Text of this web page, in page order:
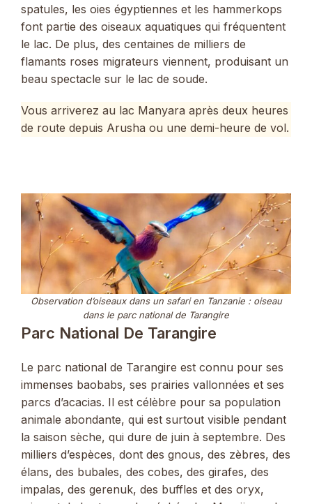
spatules, les oies égyptiennes et les hammerkops
font partie des oiseaux aquatiques qui fréquentent
le lac. De plus, des centaines de milliers de
flamants roses migrateurs viennent, produisant un
beau spectacle sur le lac de soude.
Vous arriverez au lac Manyara après deux heures
de route depuis Arusha ou une demi-heure de vol.
Observation d’oiseaux dans un safari en Tanzanie : oiseau
dans le parc national de Tarangire
Parc National De Tarangire
Le parc national de Tarangire est connu pour ses
immenses baobabs, ses prairies vallonnées et ses
parcs d’acacias. Il est célèbre pour sa population
animale abondante, qui est surtout visible pendant
la saison sèche, qui dure de juin à septembre. Des
milliers d’espèces, dont des gnous, des zèbres, des
élans, des bubales, des cobes, des girafes, des
impalas, des gerenuk, des buffles et des oryx,